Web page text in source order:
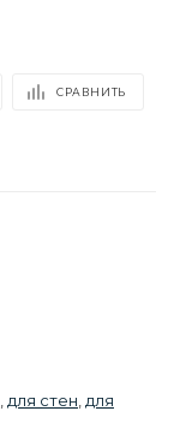
СРАВНИТЬ
для стен для